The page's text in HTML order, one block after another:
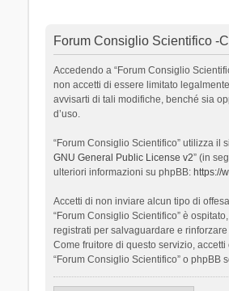
Forum Consiglio Scientifico -
Accedendo a “Forum Consiglio
non accetti di essere limitato
avvisarti di tali modifiche, benché sia
d’uso.
“Forum Consiglio Scientifico” utilizza il
GNU General Public License v2” (in
ulteriori informazioni su phpBB: https://
Accetti di non inviare alcun tipo di
“Forum Consiglio Scientifico” è
registrati per salvaguardare e
Come fruitore di questo servizio,
“Forum Consiglio Scientifico” o